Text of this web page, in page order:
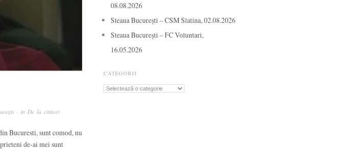
· in De la cititori
Bucuresti, sunt comod, nu
de-ai mei sunt
08.08.2026
Steaua București – CSM Slatina, 02.08.2026
Steaua București – FC Voluntari,
16.05.2026
CATEGORII
Categorii